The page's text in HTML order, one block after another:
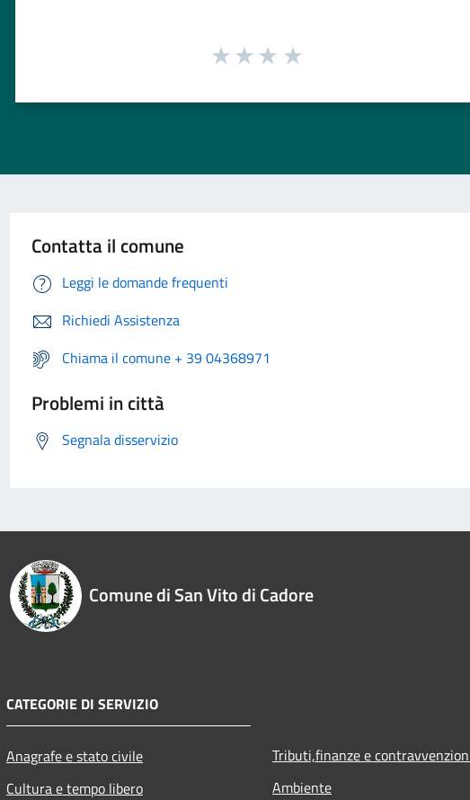
Contatta il comune
Leggi le domande frequenti
Richiedi Assistenza
Chiama il comune + 39 04368971
Problemi in città
Segnala disservizio
Comune di San Vito di Cadore
CATEGORIE DI SERVIZIO
Anagrafe e stato civile
Cultura e tempo libero
Tributi,finanze e
Ambiente